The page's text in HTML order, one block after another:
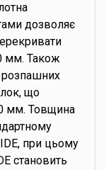
дозволяє
мм. Також
що
мм. Товщина
при цьому
становить